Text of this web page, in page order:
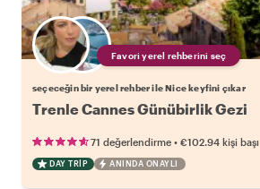
Favori yerel rehberini seç
seçeceğin bir yerel rehber ile Nice keyfini çıkar
Trenle Cannes Günübirlik Gezi
71 değerlendirme • €102.94 kişi başı
DAY TRIP ANINDA ONAYLI